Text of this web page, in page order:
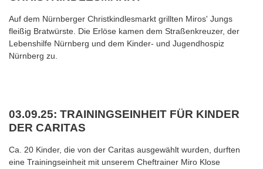
Auf dem Nürnberger Christkindlesmarkt grillten Miros' Jungs
fleißig Bratwürste. Die Erlöse kamen dem Straßenkreuzer, der
Lebenshilfe Nürnberg und dem Kinder- und Jugendhospiz
Nürnberg zu.
03.09.25: TRAININGSEINHEIT FÜR KINDER
DER CARITAS
Ca. 20 Kinder, die von der Caritas ausgewählt wurden, durften
eine Trainingseinheit mit unserem Cheftrainer Miro Klose